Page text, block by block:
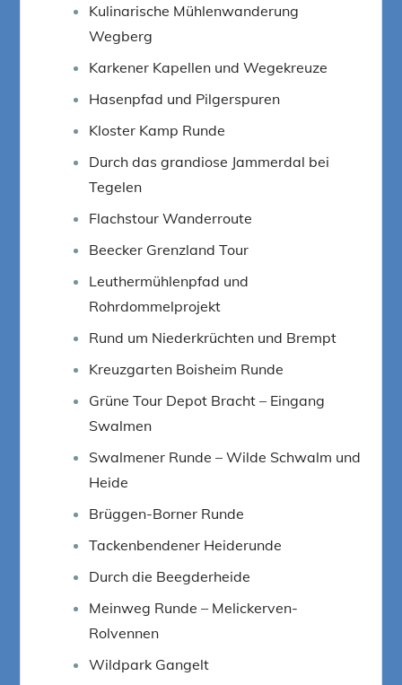
Kulinarische Mühlenwanderung
Wegberg
Karkener Kapellen und Wegekreuze
Hasenpfad und Pilgerspuren
Kloster Kamp Runde
Durch das grandiose Jammerdal bei
Tegelen
Flachstour Wanderroute
Beecker Grenzland Tour
Leuthermühlenpfad und
Rohrdommelprojekt
Rund um Niederkrüchten und Brempt
Kreuzgarten Boisheim Runde
Grüne Tour Depot Bracht – Eingang
Swalmen
Swalmener Runde – Wilde Schwalm und
Heide
Brüggen-Borner Runde
Tackenbendener Heiderunde
Durch die Beegderheide
Meinweg Runde – Melickerven-
Rolvennen
Wildpark Gangelt